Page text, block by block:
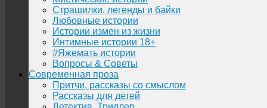
Страшилки, легенды и байки
Любовные истории
Истории измен из жизни
Интимные истории 18+
#Яжемать истории
Вопросы & Советы
Современная проза
Притчи, рассказы со смыслом
Рассказы для детей